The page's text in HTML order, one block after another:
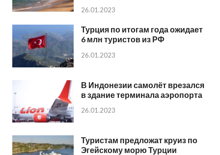
26.01.2023
Турция по итогам года ожидает
6 млн туристов из РФ
26.01.2023
В Индонезии самолёт врезался
в здание терминала аэропорта
26.01.2023
Туристам предложат круиз по
Эгейскому морю Турции